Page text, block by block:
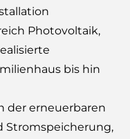
Photovoltaik,
bis hin
der erneuerbaren
Stromspeicherung,